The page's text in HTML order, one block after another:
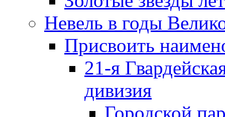
Невель в годы
Присвоить
21-я
дивизия
Городской